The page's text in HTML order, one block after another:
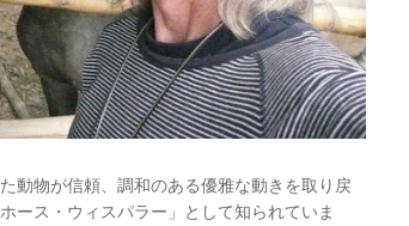
動物が信頼、調和のある優雅な動きを取り戻
ース・ウィスパラー」として知られていま